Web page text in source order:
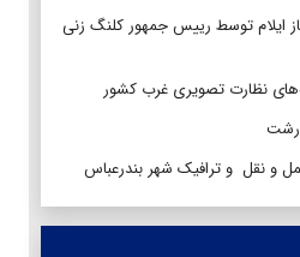
ایلام توسط رییس جمهور کلنگ زنی
نظارت تصویری غرب کشور
رشت
و نقل و ترافیک شهر بندرعباس